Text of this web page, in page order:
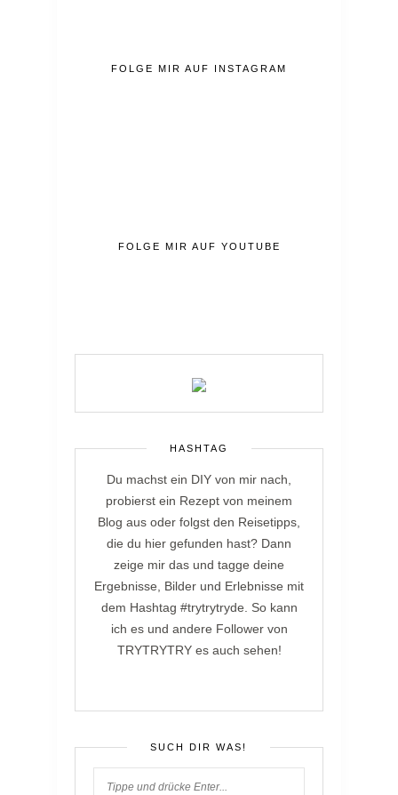
FOLGE MIR AUF INSTAGRAM
FOLGE MIR AUF YOUTUBE
HASHTAG
Du machst ein DIY von mir nach,
probierst ein Rezept von meinem
Blog aus oder folgst den Reisetipps,
die du hier gefunden hast? Dann
zeige mir das und tagge deine
Ergebnisse, Bilder und Erlebnisse mit
dem Hashtag #trytrytryde. So kann
ich es und andere Follower von
TRYTRYTRY es auch sehen!
SUCH DIR WAS!